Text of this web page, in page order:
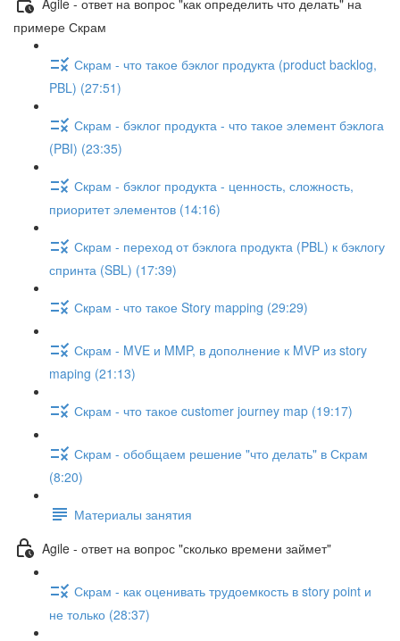
примере Скрам
Скрам - что такое бэклог продукта (product backlog,
PBL) (27:51)
Скрам - бэклог продукта - что такое элемент бэклога
(PBI) (23:35)
Скрам - бэклог продукта - ценность, сложность,
приоритет элементов (14:16)
Скрам - переход от бэклога продукта (PBL) к бэклогу
спринта (SBL) (17:39)
Скрам - что такое Story mapping (29:29)
Скрам - MVE и MMP, в дополнение к MVP из story
maping (21:13)
Скрам - что такое customer journey map (19:17)
Скрам - обобщаем решение "что делать" в Скрам
(8:20)
Материалы занятия
Agile - ответ на вопрос "сколько времени займет"
Скрам - как оценивать трудоемкость в story point и
не только (28:37)